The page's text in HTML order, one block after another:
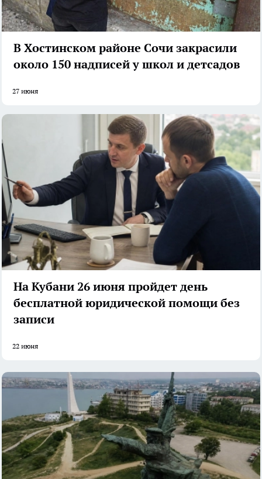
В Хостинском районе Сочи закрасили
около 150 надписей у школ и детсадов
27 июня
На Кубани 26 июня пройдет день
бесплатной юридической помощи без
записи
22 июня